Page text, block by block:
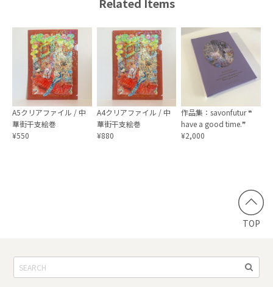
A5クリアファイル / 中
華街干支絵巻
¥550
A4クリアファイル / 中
華街干支絵巻
¥880
作品集：savonfutur ❝
have a good time.❞
¥2,000
TOP